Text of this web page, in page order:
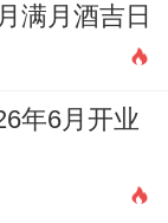
满月酒吉日
年6月开业